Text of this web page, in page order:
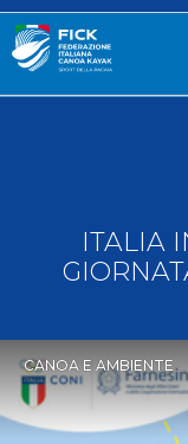
ITALIA
CANOA E AMBIENTE